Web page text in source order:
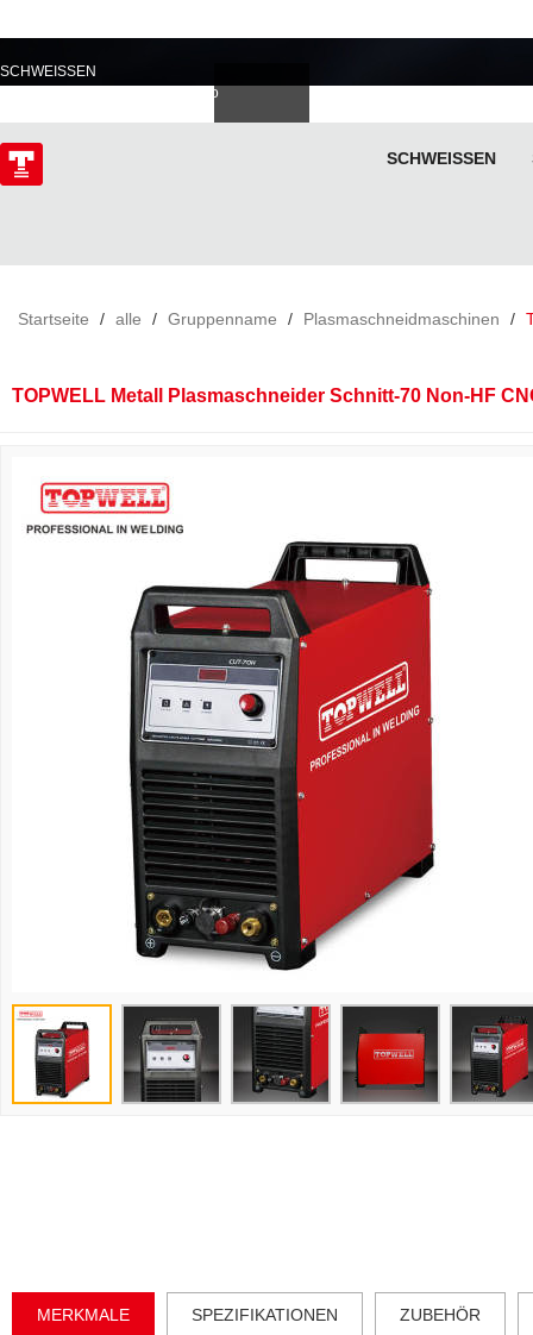
SCHWEISSEN
Italiano
SCHWEISSEN
Startseite / alle / Gruppenname / Plasmaschneidmaschinen /
TOPWELL Metall Plasmaschneider Schnitt-70 Non-HF
MERKMALE SPEZIFIKATIONEN ZUBEHÖR